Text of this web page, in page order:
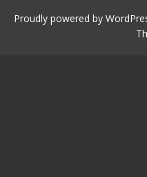
Proudly powered by